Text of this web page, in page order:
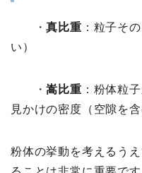
・真比重 ：粒子そ
い）
・嵩比重 ：粉体粒
見かけの密度（空隙を含
粉体の挙動を考えるう